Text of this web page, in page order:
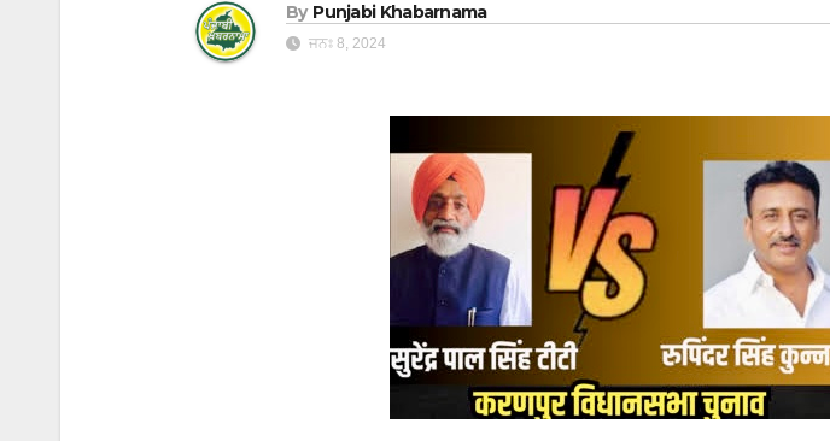
By Punjabi Khabarnama
ਜਨਃ 8, 2024